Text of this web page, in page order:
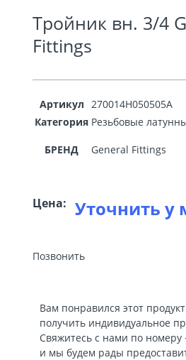
Тройник вн. 3/4
Fittings
Артикул 270014H050505A
Категория Резьбовые
БРЕНД General Fittings
Цена: Уточнить у
Позвонить
Вам понравился этот
получить индивидуальное
Свяжитесь с нами по номеру
и мы будем рады